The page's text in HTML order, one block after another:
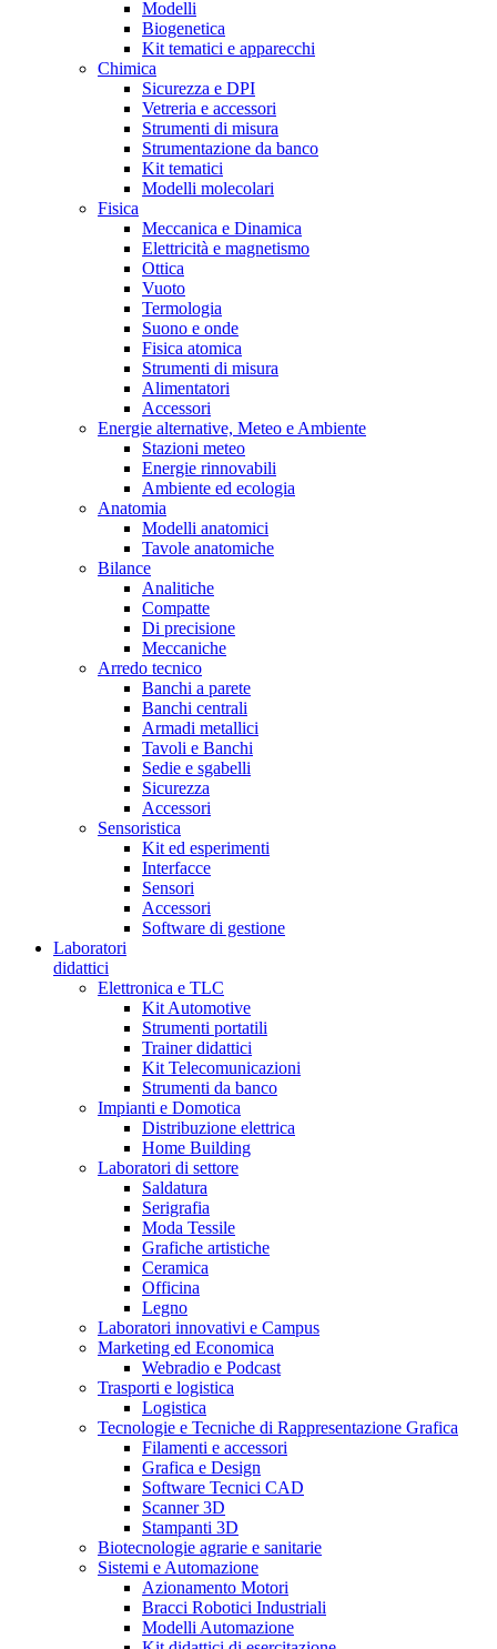
Modelli
Biogenetica
Kit tematici e apparecchi
Chimica
Sicurezza e DPI
Vetreria e accessori
Strumenti di misura
Strumentazione da banco
Kit tematici
Modelli molecolari
Fisica
Meccanica e Dinamica
Elettricità e magnetismo
Ottica
Vuoto
Termologia
Suono e onde
Fisica atomica
Strumenti di misura
Alimentatori
Accessori
Energie alternative, Meteo e Ambiente
Stazioni meteo
Energie rinnovabili
Ambiente ed ecologia
Anatomia
Modelli anatomici
Tavole anatomiche
Bilance
Analitiche
Compatte
Di precisione
Meccaniche
Arredo tecnico
Banchi a parete
Banchi centrali
Armadi metallici
Tavoli e Banchi
Sedie e sgabelli
Sicurezza
Accessori
Sensoristica
Kit ed esperimenti
Interfacce
Sensori
Accessori
Software di gestione
Laboratori
didattici
Elettronica e TLC
Kit Automotive
Strumenti portatili
Trainer didattici
Kit Telecomunicazioni
Strumenti da banco
Impianti e Domotica
Distribuzione elettrica
Home Building
Laboratori di settore
Saldatura
Serigrafia
Moda Tessile
Grafiche artistiche
Ceramica
Officina
Legno
Laboratori innovativi e Campus
Marketing ed Economica
Webradio e Podcast
Trasporti e logistica
Logistica
Tecnologie e Tecniche di Rappresentazione Grafica
Filamenti e accessori
Grafica e Design
Software Tecnici CAD
Scanner 3D
Stampanti 3D
Biotecnologie agrarie e sanitarie
Sistemi e Automazione
Azionamento Motori
Bracci Robotici Industriali
Modelli Automazione